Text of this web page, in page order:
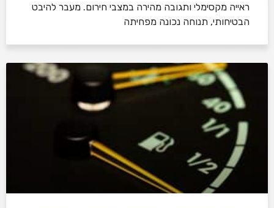
ראייה מקסימלי ותגובה מהירה במצבי חירום. מעבר להיבט
הבטיחותי, תנוחה נכונה מפחיתה